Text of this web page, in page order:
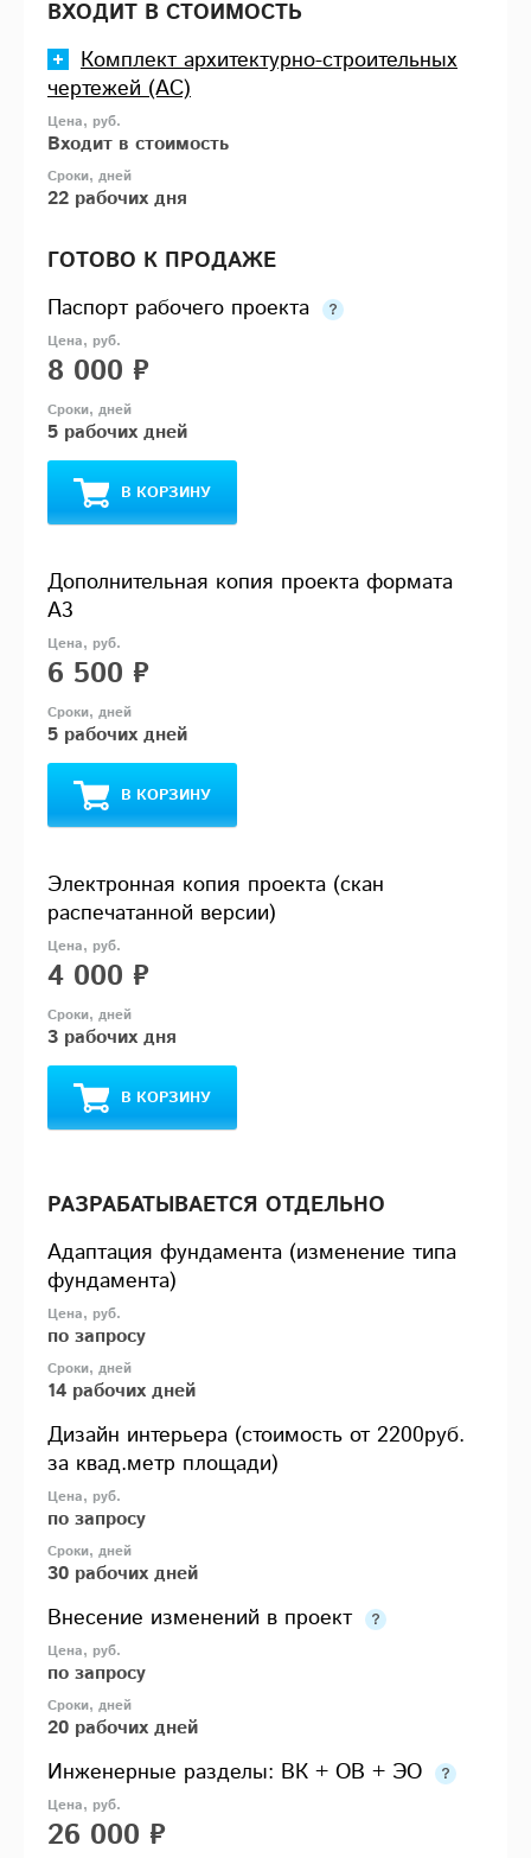
ВХОДИТ В СТОИМОСТЬ
Комплект архитектурно-строительных
чертежей (АС)
Входит в стоимость
22 рабочих дня
ГОТОВО К ПРОДАЖЕ
Паспорт рабочего проекта
8 000 ₽
5 рабочих дней
В КОРЗИНУ
Дополнительная копия проекта формата
А3
6 500 ₽
5 рабочих дней
В КОРЗИНУ
Электронная копия проекта (скан
распечатанной версии)
4 000 ₽
3 рабочих дня
В КОРЗИНУ
РАЗРАБАТЫВАЕТСЯ ОТДЕЛЬНО
Адаптация фундамента (изменение типа
фундамента)
по запросу
14 рабочих дней
Дизайн интерьера (стоимость от 2200руб.
за квад.метр площади)
по запросу
30 рабочих дней
Внесение изменений в проект
по запросу
20 рабочих дней
Инженерные разделы: ВК + ОВ + ЭО
26 000 ₽